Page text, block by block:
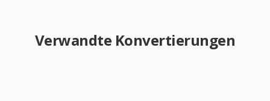
Verwandte Konvertierungen